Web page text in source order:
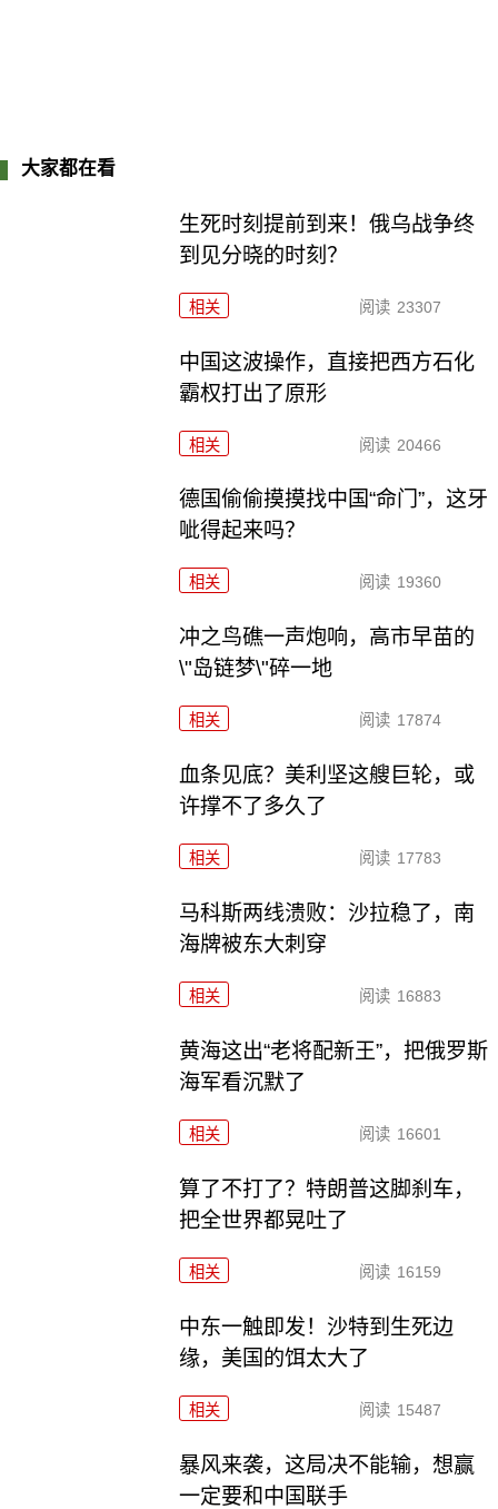
大家都在看
生死时刻提前到来！俄乌战争终
到见分晓的时刻？
相关 阅读 23307
中国这波操作，直接把西方石化
霸权打出了原形
相关 阅读 20466
德国偷偷摸摸找中国“命门”，这牙
呲得起来吗？
相关 阅读 19360
冲之鸟礁一声炮响，高市早苗的
\"岛链梦\"碎一地
相关 阅读 17874
血条见底？美利坚这艘巨轮，或
许撑不了多久了
相关 阅读 17783
马科斯两线溃败：沙拉稳了，南
海牌被东大刺穿
相关 阅读 16883
黄海这出“老将配新王”，把俄罗斯
海军看沉默了
相关 阅读 16601
算了不打了？特朗普这脚刹车，
把全世界都晃吐了
相关 阅读 16159
中东一触即发！沙特到生死边
缘，美国的饵太大了
相关 阅读 15487
暴风来袭，这局决不能输，想赢
一定要和中国联手